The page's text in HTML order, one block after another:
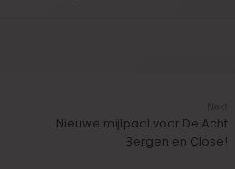
Nieuwe mijlpaal voor De Acht
Bergen en Close!